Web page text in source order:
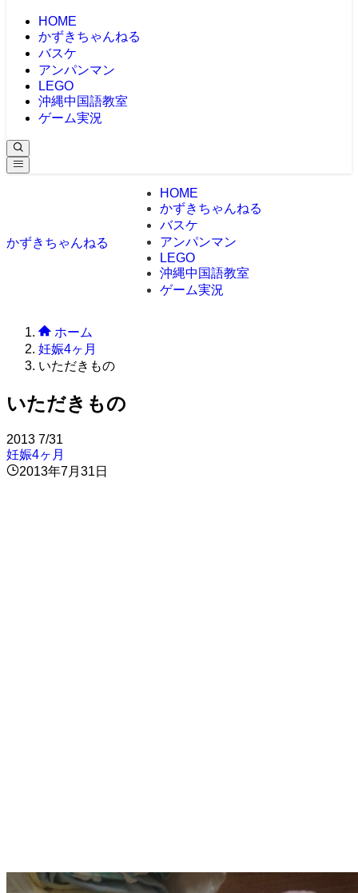
HOME
かずきちゃんねる
バスケ
アンパンマン
LEGO
沖縄中国語教室
ゲーム実況
かずきちゃんねる
HOME
かずきちゃんねる
バスケ
アンパンマン
LEGO
沖縄中国語教室
ゲーム実況
ホーム
妊娠4ヶ月
いただきもの
いただきもの
2013 7/31
妊娠4ヶ月
2013年7月31日